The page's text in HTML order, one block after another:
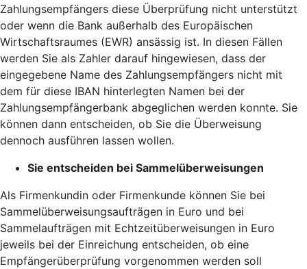
Zahlungsempfängers diese Überprüfung nicht unterstützt
oder wenn die Bank außerhalb des Europäischen
Wirtschaftsraumes (EWR) ansässig ist. In diesen Fällen
werden Sie als Zahler darauf hingewiesen, dass der
eingegebene Name des Zahlungsempfängers nicht mit
dem für diese IBAN hinterlegten Namen bei der
Zahlungsempfängerbank abgeglichen werden konnte. Sie
können dann entscheiden, ob Sie die Überweisung
dennoch ausführen lassen wollen.
Sie entscheiden bei Sammelüberweisungen
Als Firmenkundin oder Firmenkunde können Sie bei
Sammelüberweisungsaufträgen in Euro und bei
Sammelaufträgen mit Echtzeitüberweisungen in Euro
jeweils bei der Einreichung entscheiden, ob eine
Empfängerüberprüfung vorgenommen werden soll